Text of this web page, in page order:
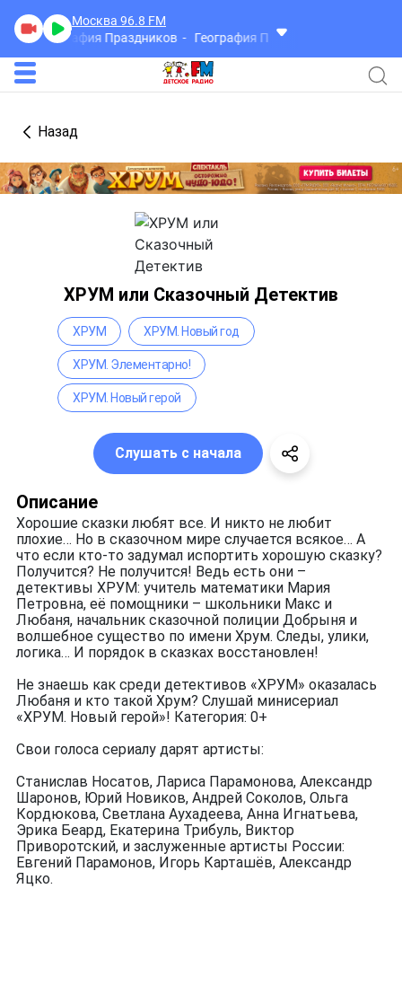
Москва 96.8 FM
География Праздников
География Праздников
Назад
ХРУМ или Сказочный Детектив
Описание
Хорошие сказки любят все. И никто не любит
плохие… Но в сказочном мире случается всякое… А
что если кто-то задумал испортить хорошую сказку?
Получится? Не получится! Ведь есть они –
детективы ХРУМ: учитель математики Мария
Петровна, её помощники – школьники Макс и
Любаня, начальник сказочной полиции Добрыня и
волшебное существо по имени Хрум. Следы, улики,
логика… И порядок в сказках восстановлен!
Не знаешь как среди детективов «ХРУМ» оказалась
Любаня и кто такой Хрум? Слушай минисериал
«ХРУМ. Новый герой»! Категория: 0+
Свои голоса сериалу дарят артисты:
Станислав Носатов, Лариса Парамонова, Александр
Шаронов, Юрий Новиков, Андрей Соколов, Ольга
Кордюкова, Светлана Аухадеева, Анна Игнатьева,
Эрика Беард, Екатерина Трибуль, Виктор
Приворотский, и заслуженные артисты России:
Евгений Парамонов, Игорь Карташёв, Александр
Яцко.
ХРУМ ХРУМ. Новый год
ХРУМ. Элементарно!
ХРУМ. Новый герой
Слушать с начала